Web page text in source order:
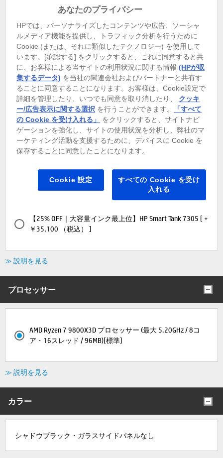
【37% OFF｜手軽に使える】HP ENVY 6120 [ +￥11,590
（税込） ]
【32% OFF｜家族で使いやすい】HP ENVY 6520 [ +
￥16,590 （税込） ]
【26% OFF｜低印刷コスト定番】HP Smart Tank 6005 [ +
￥27,550 （税込） ]
￥29,651 （税込） ]
【25% OFF｜大容量インク最上位】HP Smart Tank 7305 [ +
￥35,100 （税込） ]
≫ 説明を見る
プロセッサー
AMD Ryzen 7 9800X3D プロセッサー (最大 5.20GHz / 8コ
ア・16スレッド / 96MB)[標準]
≫ 説明を見る
カラー
シャドウブラック・ガラスサイドパネルなし
あなたのプライバシー
HPでは、パーソナライズしたコンテンツや広告、ソーシャ
ルメディア機能を提供し、トラフィック分析を行うために
Cookie (または、それに類似したテクノロジー) を使用して
います。[承認する] をクリックすると、これに同意すると共
に、お客様による当サイトの利用状況に関する情報(HPが収
集するデータ) を当社の関連会社およびパートナーと共有す
ることに同意することになります。お客様は、Cookie設定で
詳細を管理したり、いつでも同意を取り消したり、 クッキ
ー/広告表示に関する選択 を行うことができます。
「すべて
の Cookie を受け入れる」
をクリックすると、サイトナビ
ゲーションを強化し、サイトの使用状況を分析し、弊社のマ
ーケティング活動を支援するために、デバイスに Cookie を
保存することに同意したことになります。
Cookie 設定
すべての Cookie を受け
入れる